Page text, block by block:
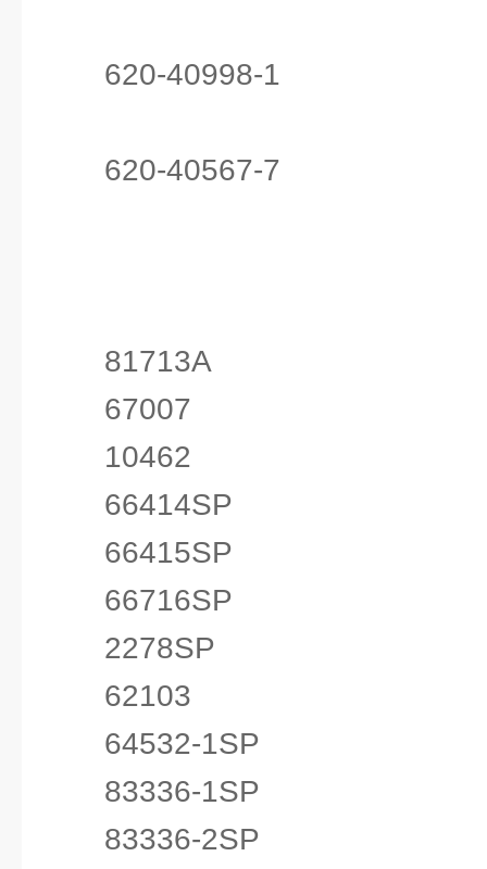
620-40998-1
620-40567-7
81713A
67007
10462
66414SP
66415SP
66716SP
2278SP
62103
64532-1SP
83336-1SP
83336-2SP